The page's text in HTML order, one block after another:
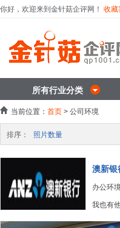
你好，欢迎来到金针菇企评网！ 收藏
所有行业分类
当前位置： 首页 > 公司环境
排序： 照片数量
澳新银
办公环
我也有